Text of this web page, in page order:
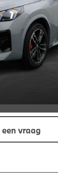
aanvraag
een vraag